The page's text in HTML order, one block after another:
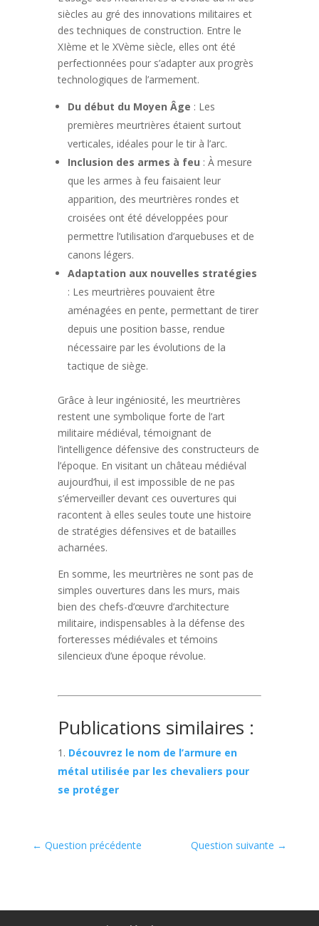
siècles au gré des innovations militaires et
des techniques de construction. Entre le
XIème et le XVème siècle, elles ont été
perfectionnées pour s’adapter aux progrès
technologiques de l’armement.
Du début du Moyen Âge : Les
premières meurtrières étaient surtout
verticales, idéales pour le tir à l’arc.
Inclusion des armes à feu : À mesure
que les armes à feu faisaient leur
apparition, des meurtrières rondes et
croisées ont été développées pour
permettre l’utilisation d’arquebuses et de
canons légers.
Adaptation aux nouvelles stratégies
: Les meurtrières pouvaient être
aménagées en pente, permettant de tirer
depuis une position basse, rendue
nécessaire par les évolutions de la
tactique de siège.
Grâce à leur ingéniosité, les meurtrières
restent une symbolique forte de l’art
militaire médiéval, témoignant de
l’intelligence défensive des constructeurs de
l’époque. En visitant un château médiéval
aujourd’hui, il est impossible de ne pas
s’émerveiller devant ces ouvertures qui
racontent à elles seules toute une histoire
de stratégies défensives et de batailles
acharnées.
En somme, les meurtrières ne sont pas de
simples ouvertures dans les murs, mais
bien des chefs-d’œuvre d’architecture
militaire, indispensables à la défense des
forteresses médiévales et témoins
silencieux d’une époque révolue.
Publications similaires :
Découvrez le nom de l’armure en
métal utilisée par les chevaliers pour
se protéger
← Question précédente Question suivante →